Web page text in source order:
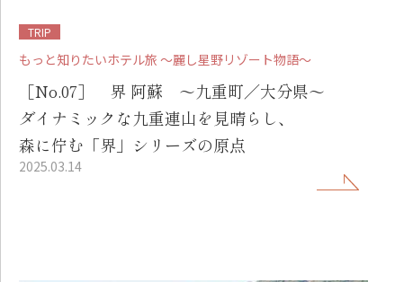
TRIP
もっと知りたいホテル旅 ～麗し星野リゾート物語～
［No.07］ 界 阿蘇 ～九重町／大分県～
ダイナミックな九重連山を見晴らし、
森に佇む「界」シリーズの原点
2025.03.14